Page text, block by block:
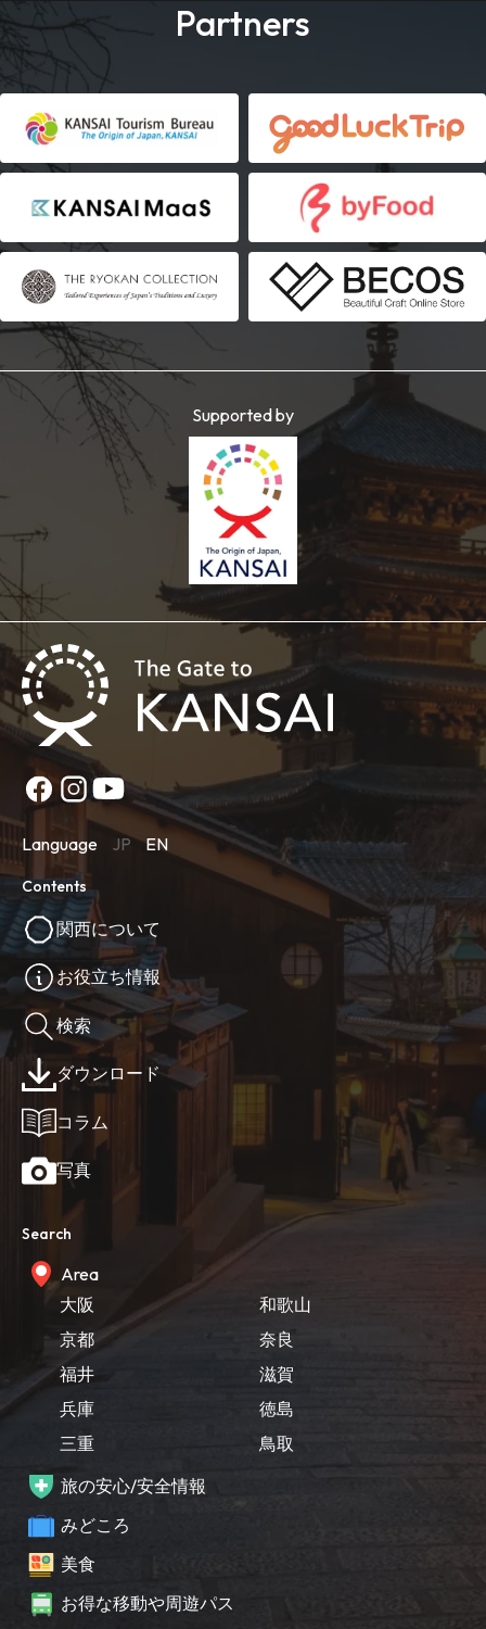
Partners
Supported by
Language JP EN
Contents
関西について
お役立ち情報
検索
ダウンロード
コラム
写真
Search
Area
大阪
京都
福井
兵庫
三重
和歌山
奈良
滋賀
徳島
鳥取
旅の安心/安全情報
みどころ
美食
お得な移動や周遊パス